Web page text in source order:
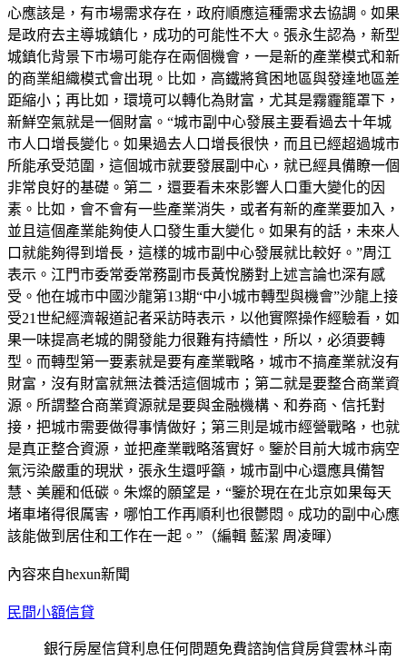
心應該是，有市場需求存在，政府順應這種需求去協調。如果
是政府去主導城鎮化，成功的可能性不大。張永生認為，新型
城鎮化背景下市場可能存在兩個機會，一是新的產業模式和新
的商業組織模式會出現。比如，高鐵將貧困地區與發達地區差
距縮小；再比如，環境可以轉化為財富，尤其是霧霾籠罩下，
新鮮空氣就是一個財富。“城市副中心發展主要看過去十年城
市人口增長變化。如果過去人口增長很快，而且已經超過城市
所能承受范圍，這個城市就要發展副中心，就已經具備瞭一個
非常良好的基礎。第二，還要看未來影響人口重大變化的因
素。比如，會不會有一些產業消失，或者有新的產業要加入，
並且這個產業能夠使人口發生重大變化。如果有的話，未來人
口就能夠得到增長，這樣的城市副中心發展就比較好。”周江
表示。江門市委常委常務副市長黃悅勝對上述言論也深有感
受。他在城市中國沙龍第13期“中小城市轉型與機會”沙龍上接
受21世紀經濟報道記者采訪時表示，以他實際操作經驗看，如
果一味提高老城的開發能力很難有持續性，所以，必須要轉
型。而轉型第一要素就是要有產業戰略，城市不搞產業就沒有
財富，沒有財富就無法養活這個城市；第二就是要整合商業資
源。所謂整合商業資源就是要與金融機構、和券商、信托對
接，把城市需要做得事情做好；第三則是城市經營戰略，也就
是真正整合資源，並把產業戰略落實好。鑒於目前大城市病空
氣污染嚴重的現狀，張永生還呼籲，城市副中心還應具備智
慧、美麗和低碳。朱燦的願望是，“鑒於現在在北京如果每天
堵車堵得很厲害，哪怕工作再順利也很鬱悶。成功的副中心應
該能做到居住和工作在一起。”（編輯 藍潔 周凌暉）
內容來自hexun新聞
民間小額信貸
銀行房屋信貸利息任何問題免費諮詢信貸房貸雲林斗南